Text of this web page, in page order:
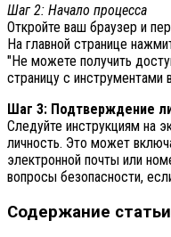
Шаг 2: Начало процесса
Откройте ваш браузер и
На главной странице
"Не можете получить
страницу с инструментами
Шаг 3: Подтверждение
Следуйте инструкциям на
личность. Это может
электронной почты или
вопросы безопасности,
Содержание